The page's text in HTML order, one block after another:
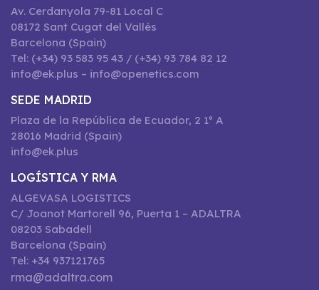
Av. Cerdanyola 79-81 Local C
08172 Sant Cugat del Vallès
Barcelona (Spain)
Tel: (+34) 93 583 95 43 / (+34) 93 784 82 12
info@ek.plus – info@openetics.com
SEDE MADRID
Plaza de la República de Ecuador, 2 1º A
28016 Madrid (Spain)
info@ek.plus
LOGÍSTICA Y RMA
ALGEVASA LOGISTICS
C/ Joanot Martorell 96, Puerta 1 – ADALTRA
08203 Sabadell
Barcelona (Spain)
Tel: +34 937121765
rma@adaltra.com